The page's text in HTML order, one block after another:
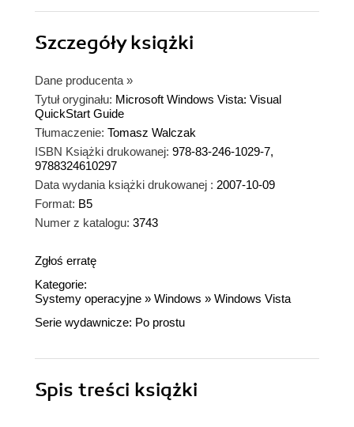
Szczegółyksiążki
Dane producenta »
Tytuł oryginału: Microsoft Windows Vista: Visual
QuickStart Guide
Tłumaczenie: Tomasz Walczak
ISBN Książki drukowanej: 978-83-246-1029-7,
9788324610297
Data wydania książki drukowanej : 2007-10-09
Format: B5
Numer z katalogu: 3743
Zgłoś erratę
Kategorie:
Systemy operacyjne » Windows » Windows Vista
Serie wydawnicze: Po prostu
Spis treści książki